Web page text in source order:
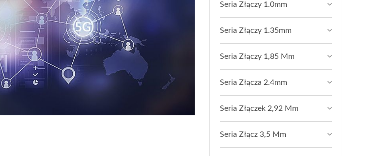
Seria Złączy 1.0mm
Seria Złączy 1.35mm
Seria Złączy 1,85 Mm
Seria Złącza 2.4mm
Seria Złączek 2,92 Mm
Seria Złącz 3,5 Mm